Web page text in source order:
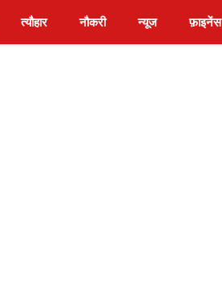
त्यौहार नौकरी न्यूज फ़ाइनेंस